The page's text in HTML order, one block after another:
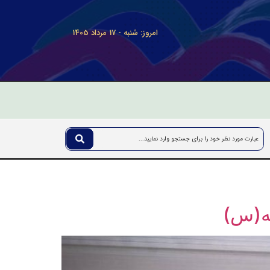
امروز: شنبه - 17 مرداد 1405